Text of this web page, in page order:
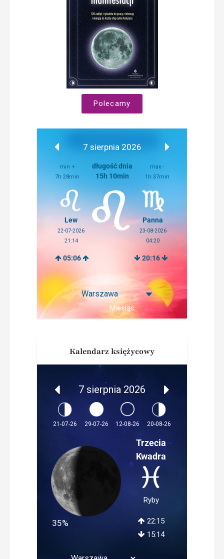
Polecamy
7 sierpnia 2026
min +
7h 28min
długość dnia
15h 10min
max -
1h 37min
Lew
22-07-2026
21:14
Panna
23-08-2026
04:20
05:06 20:16
Miesiąc
Kalendarz księżycowy
7 sierpnia 2026
21-07-26 29-07-26 12-08-26 20-08-26
35%
Trzecia
Kwadra
Ryby
22:15
15:14